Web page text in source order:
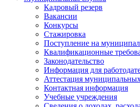
Кадровый резерв
Вакансии
Конкурсы
Стажировка
Поступление на
Квалификационные
Законодательство
Информация для
Аттестация
Контактная информация
Учебные учреждения